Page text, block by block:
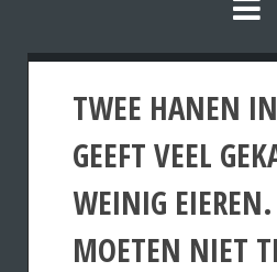
TWEE HANEN
GEEFT VEEL
WEINIG
MOETEN NIET